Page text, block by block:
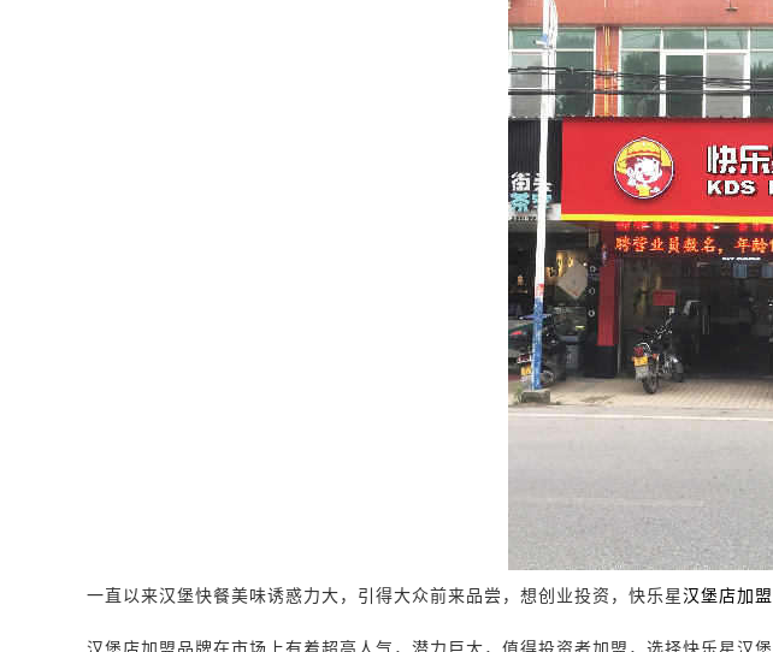
一直以来汉堡快餐美味诱惑力大，引得大众前来品尝，想创业投资， 快乐星汉堡 店加盟